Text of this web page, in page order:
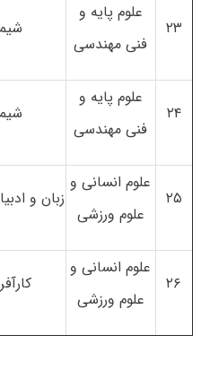
۲۳
علوم پایه و
فنی مهندسی
۲۴
علوم پایه و
فنی مهندسی
۲۵
علوم انسانی و
علوم ورزشی
زبان و
۲۶
علوم انسانی و
علوم ورزشی